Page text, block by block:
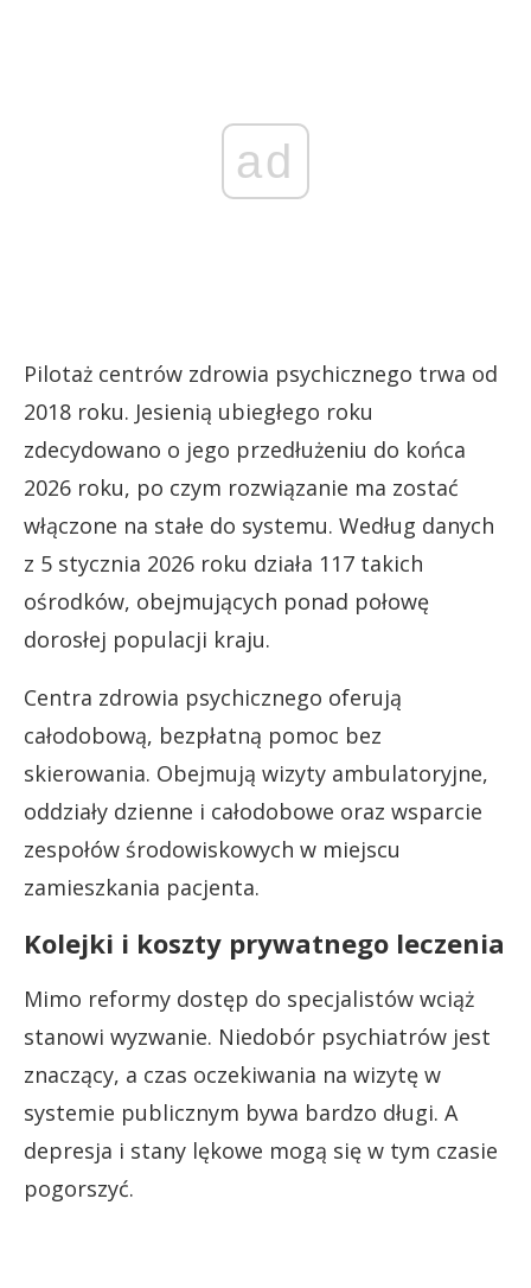
ad
Pilotaż centrów zdrowia psychicznego trwa od
2018 roku. Jesienią ubiegłego roku
zdecydowano o jego przedłużeniu do końca
2026 roku, po czym rozwiązanie ma zostać
włączone na stałe do systemu. Według danych
z 5 stycznia 2026 roku działa 117 takich
ośrodków, obejmujących ponad połowę
dorosłej populacji kraju.
Centra zdrowia psychicznego oferują
całodobową, bezpłatną pomoc bez
skierowania. Obejmują wizyty ambulatoryjne,
oddziały dzienne i całodobowe oraz wsparcie
zespołów środowiskowych w miejscu
zamieszkania pacjenta.
Kolejki i koszty prywatnego leczenia
Mimo reformy dostęp do specjalistów wciąż
stanowi wyzwanie. Niedobór psychiatrów jest
znaczący, a czas oczekiwania na wizytę w
systemie publicznym bywa bardzo długi. A
depresja i stany lękowe mogą się w tym czasie
pogorszyć.